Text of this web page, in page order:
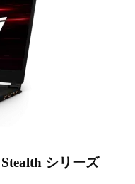
シリーズ